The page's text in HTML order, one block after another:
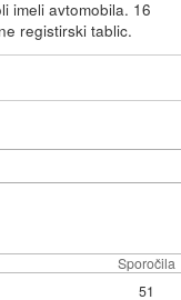
imeli avtomobila. 16
registirski tablic.
Sporočila
51